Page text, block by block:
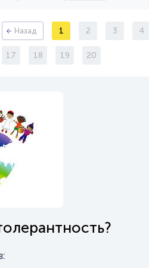
Назад 1 2 3 4
17 18 19 20